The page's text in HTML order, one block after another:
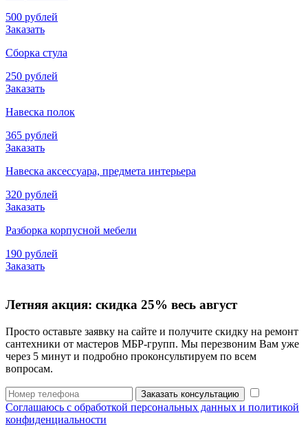
500 рублей
Заказать
Сборка стула
250 рублей
Заказать
Навеска полок
365 рублей
Заказать
Навеска аксессуара, предмета интерьера
320 рублей
Заказать
Разборка корпусной мебели
190 рублей
Заказать
Летняя акция: скидка 25% весь август
Просто оставьте заявку на сайте и получите скидку на ремонт
сантехники от мастеров МБР-групп. Мы перезвоним Вам уже
через 5 минут и подробно проконсультируем по всем
вопросам.
Заказать консультацию
Соглашаюсь с обработкой персональных данных и политикой
конфиденциальности